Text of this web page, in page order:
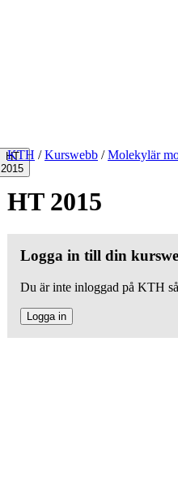
HT
2015
KTH / Kurswebb / Molekylär
HT 2015
Logga in till din
Du är inte inloggad på KTH
Logga in